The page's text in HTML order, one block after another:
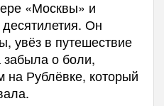
«Москвы» и
Он
увёз в путешествие
о боли,
на Рублёвке, который